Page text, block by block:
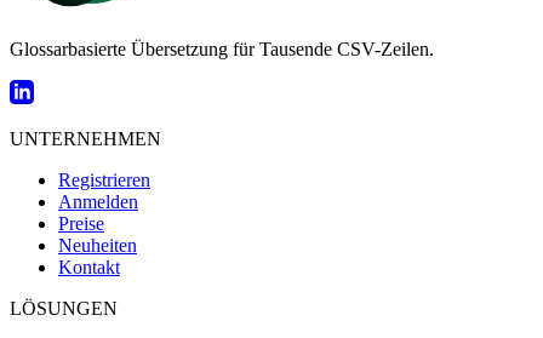
Glossarbasierte Übersetzung für Tausende CSV-Zeilen.
UNTERNEHMEN
Registrieren
Anmelden
Preise
Neuheiten
Kontakt
LÖSUNGEN